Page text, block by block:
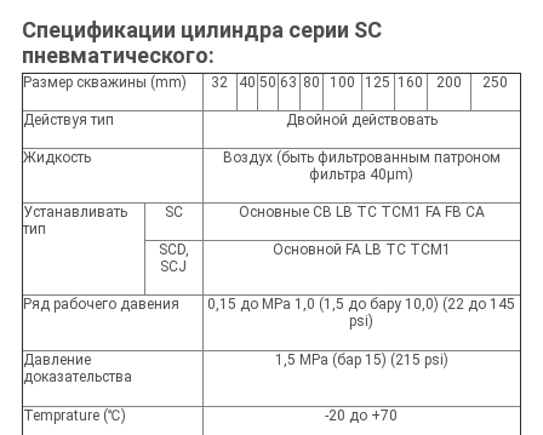
Спецификации цилиндра серии SC
пневматического:
Размер скважины (mm) 32 40 50 63 80 100 125 160 200 250
Действуя тип Двойной действовать
Жидкость
Воздух (быть фильтрованным патроном
фильтра 40μm)
Устанавливать
тип
SC Основные CB LB TC TCM1 FA FB CA
SCD,
SCJ
Основной FA LB TC TCM1
Ряд рабочего давения
0,15 до MPa 1,0 (1,5 до бару 10,0) (22 до 145
psi)
Давление
доказательства
1,5 MPa (бар 15) (215 psi)
Temprature (℃) -20 до +70